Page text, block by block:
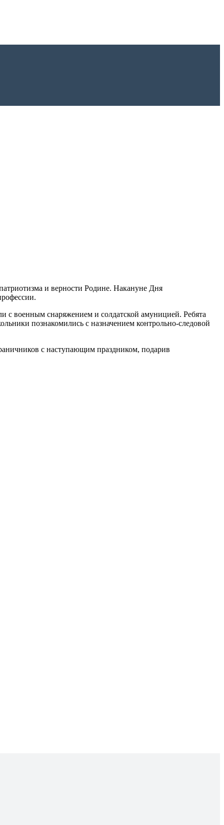
и верности Родине. Накануне Дня
с военным снаряжением и солдатской амуницией. Ребята
познакомились с назначением контрольно-следовой
с наступающим праздником, подарив